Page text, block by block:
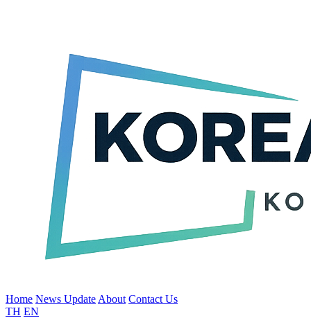
Home News Update About Contact Us
TH EN